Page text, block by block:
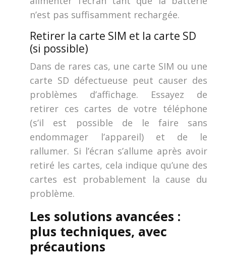
n’est pas suffisamment rechargée.
Retirer la carte SIM et la carte SD
(si possible)
Dans de rares cas, une carte SIM ou une
carte SD défectueuse peut causer des
problèmes d’affichage. Essayez de
retirer ces cartes de votre téléphone
(s’il est possible de le faire sans
endommager l’appareil) et de le
rallumer. Si l’écran s’allume après avoir
retiré les cartes, cela indique qu’une des
cartes est probablement la cause du
problème.
Les solutions avancées :
plus techniques, avec
précautions